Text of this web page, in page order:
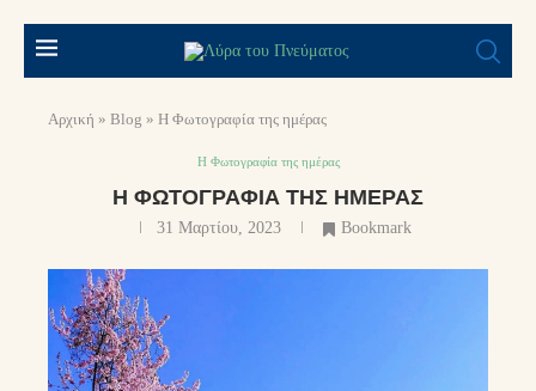
Αρχική » Blog » Η Φωτογραφία της ημέρας
Η Φωτογραφία της ημέρας
Η ΦΩΤΟΓΡΑΦΊΑ ΤΗΣ ΗΜΈΡΑΣ
31 Μαρτίου, 2023 Bookmark